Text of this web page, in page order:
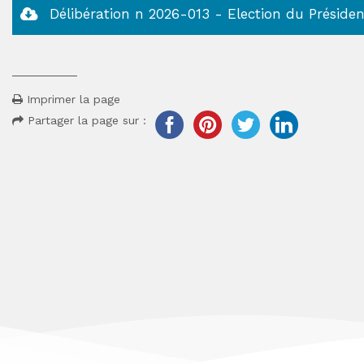
Délibération n 2026-013 - Election du
Imprimer la page
Partager la page sur :